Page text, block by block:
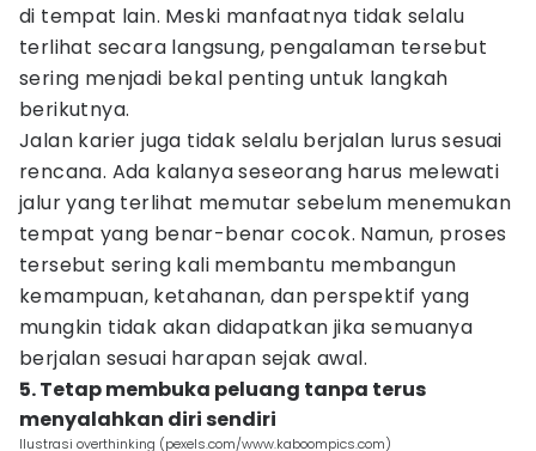
di tempat lain. Meski manfaatnya tidak selalu
terlihat secara langsung, pengalaman tersebut
sering menjadi bekal penting untuk langkah
berikutnya.
Jalan karier juga tidak selalu berjalan lurus sesuai
rencana. Ada kalanya seseorang harus melewati
jalur yang terlihat memutar sebelum menemukan
tempat yang benar-benar cocok. Namun, proses
tersebut sering kali membantu membangun
kemampuan, ketahanan, dan perspektif yang
mungkin tidak akan didapatkan jika semuanya
berjalan sesuai harapan sejak awal.
5. Tetap membuka peluang tanpa terus
menyalahkan diri sendiri
Ilustrasi overthinking (pexels.com/www.kaboompics.com)